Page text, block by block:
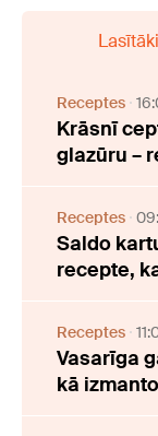
Receptes
Krāsnī
glazūru –
Receptes
Saldo
recepte,
Receptes
Vasarīga
kā